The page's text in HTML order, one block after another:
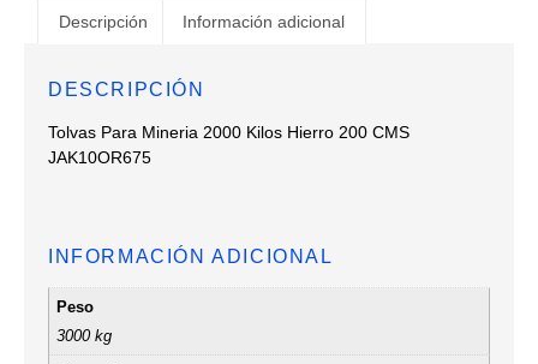
Descripción Información adicional
DESCRIPCIÓN
Tolvas Para Mineria 2000 Kilos Hierro 200 CMS
JAK10OR675
INFORMACIÓN ADICIONAL
Peso
3000 kg